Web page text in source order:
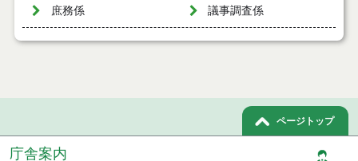
庶務係 議事調査係
ページトップ
庁舎案内